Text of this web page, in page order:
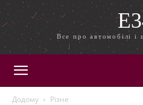
Все про автомобілі і
Додому Різне